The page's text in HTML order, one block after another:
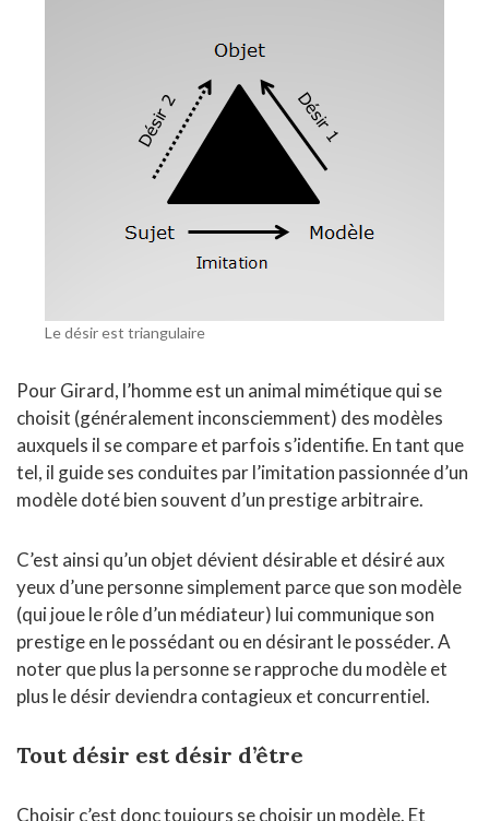
Le désir est triangulaire
Pour Girard, l’homme est un animal mimétique qui se
choisit (généralement inconsciemment) des modèles
auxquels il se compare et parfois s’identifie. En tant que
tel, il guide ses conduites par l’imitation passionnée d’un
modèle doté bien souvent d’un prestige arbitraire.
C’est ainsi qu’un objet dévient désirable et désiré aux
yeux d’une personne simplement parce que son modèle
(qui joue le rôle d’un médiateur) lui communique son
prestige en le possédant ou en désirant le posséder. A
noter que plus la personne se rapproche du modèle et
plus le désir deviendra contagieux et concurrentiel.
Tout désir est désir d’être
Choisir c’est donc toujours se choisir un modèle. Et